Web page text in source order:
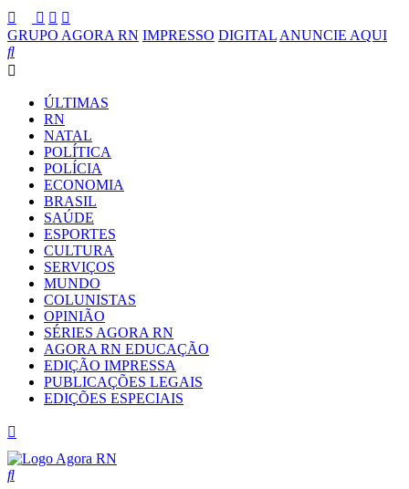
GRUPO AGORA RN IMPRESSO DIGITAL ANUNCIE AQUI
ÚLTIMAS
RN
NATAL
POLÍTICA
POLÍCIA
ECONOMIA
BRASIL
SAÚDE
ESPORTES
CULTURA
SERVIÇOS
MUNDO
COLUNISTAS
OPINIÃO
SÉRIES AGORA RN
AGORA RN EDUCAÇÃO
EDIÇÃO IMPRESSA
PUBLICAÇÕES LEGAIS
EDIÇÕES ESPECIAIS